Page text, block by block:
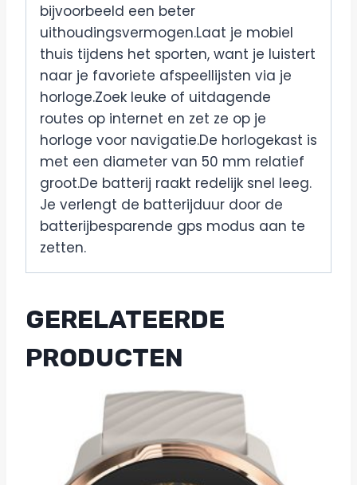
bijvoorbeeld een beter
uithoudingsvermogen.Laat je mobiel
thuis tijdens het sporten, want je luistert
naar je favoriete afspeellijsten via je
horloge.Zoek leuke of uitdagende
routes op internet en zet ze op je
horloge voor navigatie.De horlogekast is
met een diameter van 50 mm relatief
groot.De batterij raakt redelijk snel leeg.
Je verlengt de batterijduur door de
batterijbesparende gps modus aan te
zetten.
GERELATEERDE
PRODUCTEN